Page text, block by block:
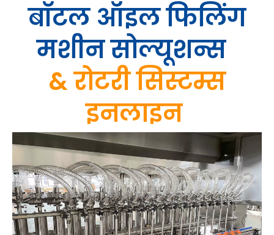
बॉटल ऑइल फिलिंग
मशीन सोल्यूशन्स
&रोटरी सिस्टम्स
इनलाइन